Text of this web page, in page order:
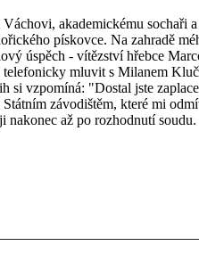
akademickému sochaři
pískovce. Na zahradě
úspěch - vítězství hřebce
telefonicky mluvit s Milanem
si vzpomíná: "Dostal jste
Státním závodištěm, které mi
nakonec až po rozhodnutí soudu.